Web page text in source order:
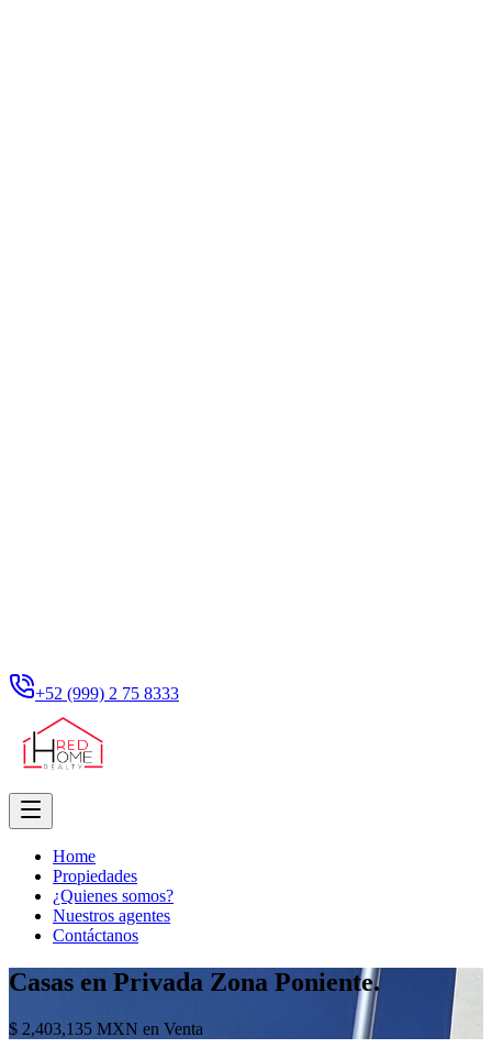
+52 (999) 2 75 8333
Home
Propiedades
¿Quienes somos?
Nuestros agentes
Contáctanos
Casas en Privada Zona Poniente.
$ 2,403,135 MXN en Venta